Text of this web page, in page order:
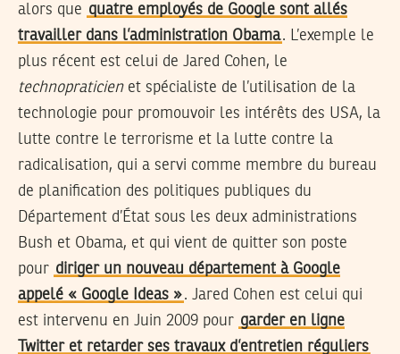
alors que quatre employés de Google sont allés
travailler dans l’administration Obama. L’exemple le
plus récent est celui de Jared Cohen, le
technopraticienet spécialiste de l’utilisation de la
technologie pour promouvoir les intérêts des USA, la
lutte contre le terrorisme et la lutte contre la
radicalisation, qui a servi comme membre du bureau
de planification des politiques publiques du
Département d’État sous les deux administrations
Bush et Obama, et qui vient de quitter son poste
pour diriger un nouveau département à Google
appelé « Google Ideas ». Jared Cohen est celui qui
est intervenu en Juin 2009 pour garder en ligne
Twitter et retarder ses travaux d’entretien réguliers